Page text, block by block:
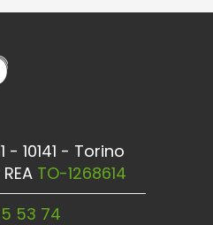
- 10141 - Torino
TO-1268614
53 74